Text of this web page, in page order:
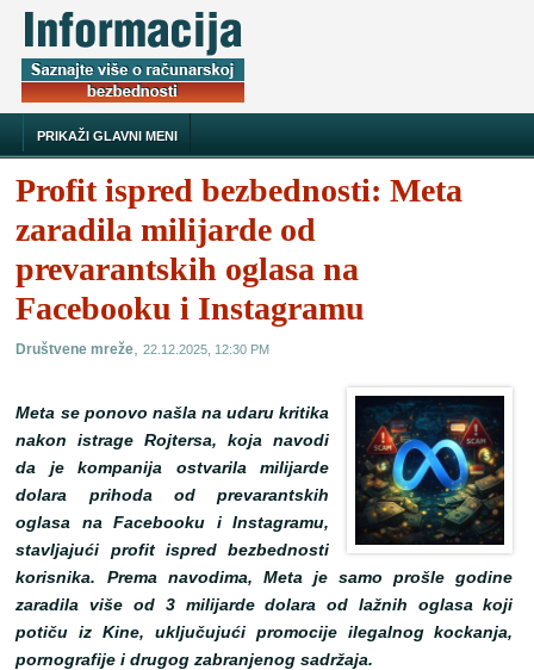
PRIKAŽI GLAVNI MENI
Profit ispred bezbednosti: Meta
zaradila milijarde od
prevarantskih oglasa na
Facebooku i Instagramu
Društvene mreže,22.12.2025, 12:30 PM
Meta se ponovo našla na udaru kritika
nakon istrage Rojtersa, koja navodi
da je kompanija ostvarila milijarde
dolara prihoda od prevarantskih
oglasa na Facebooku i Instagramu,
stavljajući profit ispred bezbednosti
korisnika. Prema navodima, Meta je samo prošle godine
zaradila više od 3 milijarde dolara od lažnih oglasa koji
potiču iz Kine, uključujući promocije ilegalnog kockanja,
pornografije i drugog zabranjenog sadržaja.